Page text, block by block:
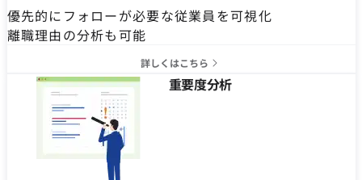
優先的にフォローが必要な従業員を可視化
離職理由の分析も可能
詳しくはこちら
重要度分析